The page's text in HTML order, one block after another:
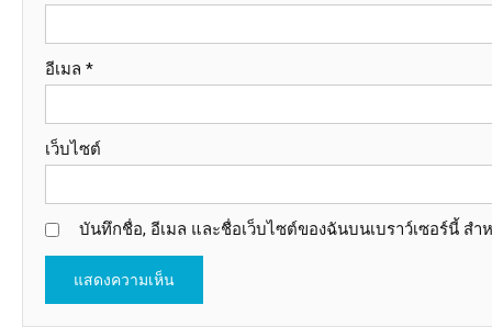
อีเมล *
เว็บไซต์
บันทึกชื่อ, อีเมล และชื่อเว็บไซต์ของฉันบนเบราว์เซอร์นี้ ส